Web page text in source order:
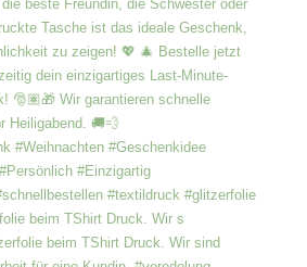
beim TShirt Druck. Wir s